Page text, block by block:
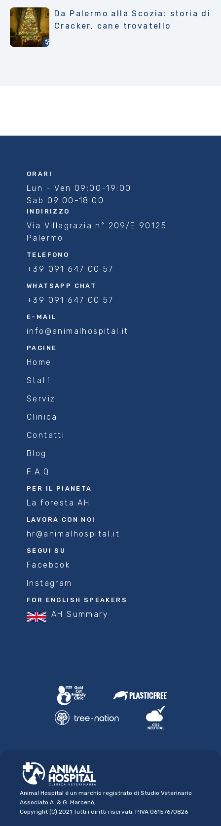
Da Palermo alla Scozia: storia di
Cracker, cane trovatello
ORARI
Lun - Ven 09:00-19:00
Sab 09:00-18:00
INDIRIZZO
Via Villagrazia n° 209/E 90125
Palermo
TELEFONO
+39 091 647 00 57
WHATSAPP CHAT
+39 091 647 00 57
E-MAIL
info@animalhospital.it
PAGINE
Home
Staff
Servizi
Clinica
Contatti
Blog
F.A.Q.
PER IL PIANETA
La foresta AH
LAVORA CON NOI
hr@animalhospital.it
SEGUI SU
Facebook
Instagram
FOR ENGLISH SPEAKERS
AH Summary
Animal Hospital é un marchio registrato di Studio Veterinario
Associato A. & G. Marcenó,
Copyright (C) 2021 Tutti i diritti riservati. P.IVA 06157670826